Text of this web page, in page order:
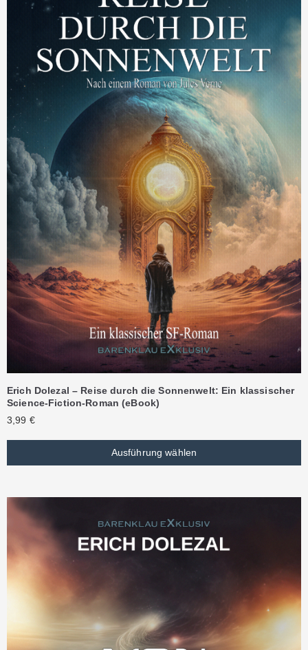
Erich Dolezal – Reise durch die Sonnenwelt: Ein klassischer
Science-Fiction-Roman (eBook)
3,99 €
Ausführung wählen